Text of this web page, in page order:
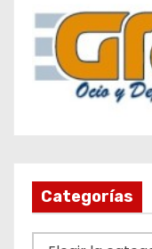
Categorías